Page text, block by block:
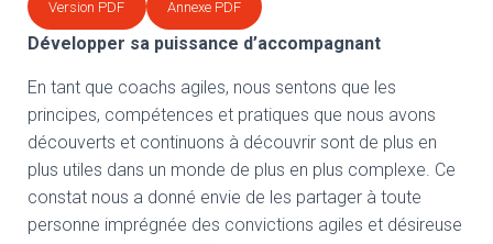
Version PDF Annexe PDF
Développer sa puissance d’accompagnant
En tant que coachs agiles, nous sentons que les
principes, compétences et pratiques que nous avons
découverts et continuons à découvrir sont de plus en
plus utiles dans un monde de plus en plus complexe. Ce
constat nous a donné envie de les partager à toute
personne imprégnée des convictions agiles et désireuse